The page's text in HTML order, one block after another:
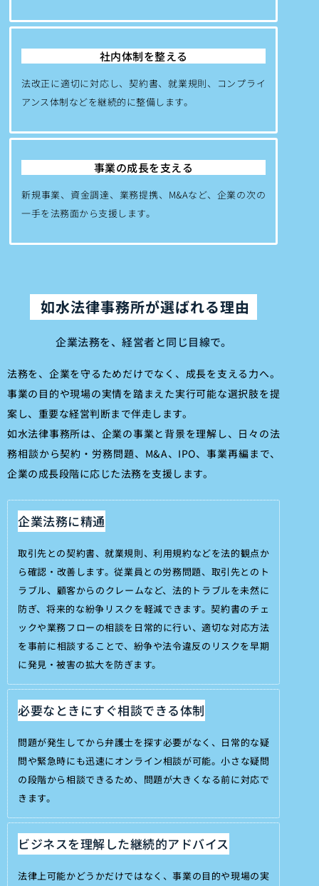
社内体制を整える
法改正に適切に対応し、契約書、就業規則、コンプライ
アンス体制などを継続的に整備します。
事業の成長を支える
新規事業、資金調達、業務提携、M&Aなど、企業の次の
一手を法務面から支援します。
如水法律事務所が選ばれる理由
企業法務を、経営者と同じ目線で。
法務を、企業を守るためだけでなく、成長を支える力へ。
事業の目的や現場の実情を踏まえた実行可能な選択肢を提
案し、重要な経営判断まで伴走します。
如水法律事務所は、企業の事業と背景を理解し、日々の法
務相談から契約・労務問題、M&A、IPO、事業再編まで、
企業の成長段階に応じた法務を支援します。
企業法務に精通
取引先との契約書、就業規則、利用規約などを法的観点か
ら確認・改善します。従業員との労務問題、取引先とのト
ラブル、顧客からのクレームなど、法的トラブルを未然に
防ぎ、将来的な紛争リスクを軽減できます。契約書のチェ
ックや業務フローの相談を日常的に行い、適切な対応方法
を事前に相談することで、紛争や法令違反のリスクを早期
に発見・被害の拡大を防ぎます。
必要なときにすぐ相談できる体制
問題が発生してから弁護士を探す必要がなく、日常的な疑
問や緊急時にも迅速にオンライン相談が可能。小さな疑問
の段階から相談できるため、問題が大きくなる前に対応で
きます。
ビジネスを理解した継続的アドバイス
法律上可能かどうかだけではなく、事業の目的や現場の実